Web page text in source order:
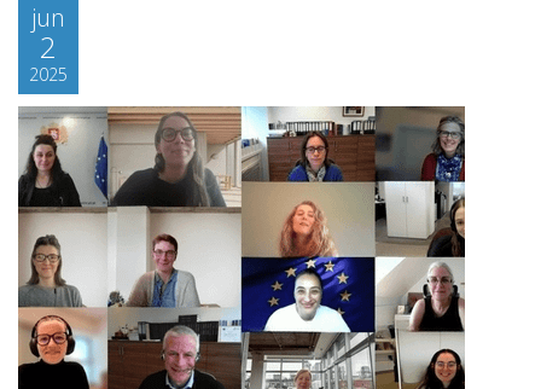
jun
2
2025